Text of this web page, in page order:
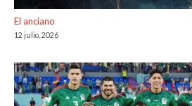
El anciano
12 julio, 2026